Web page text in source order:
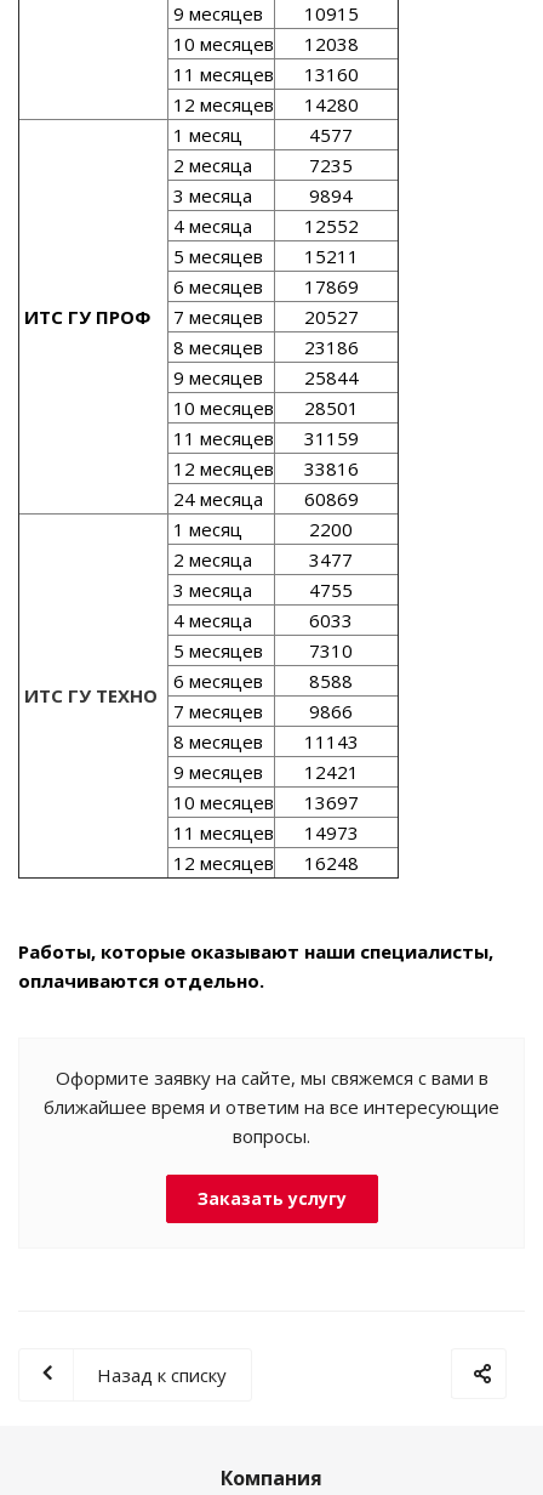
9 месяцев
10915
10 месяцев
12038
11 месяцев
13160
12 месяцев
14280
ИТС ГУ ПРОФ
1 месяц
4577
2 месяца
7235
3 месяца
9894
4 месяца
12552
5 месяцев
15211
6 месяцев
17869
7 месяцев
20527
8 месяцев
23186
9 месяцев
25844
10 месяцев 28501
11 месяцев 31159
12 месяцев 33816
24 месяца
60869
ИТС ГУ ТЕХНО
1 месяц
2200
2 месяца
3477
3 месяца
4755
4 месяца
6033
5 месяцев
7310
6 месяцев
8588
7 месяцев
9866
8 месяцев
11143
9 месяцев
12421
10 месяцев
13697
11 месяцев
14973
12 месяцев 16248
Работы, которые оказывают наши специалисты,
оплачиваются отдельно.
Оформите заявку на сайте, мы свяжемся с вами в
ближайшее время и ответим на все интересующие
вопросы.
Заказать услугу
Назад к списку
Компания